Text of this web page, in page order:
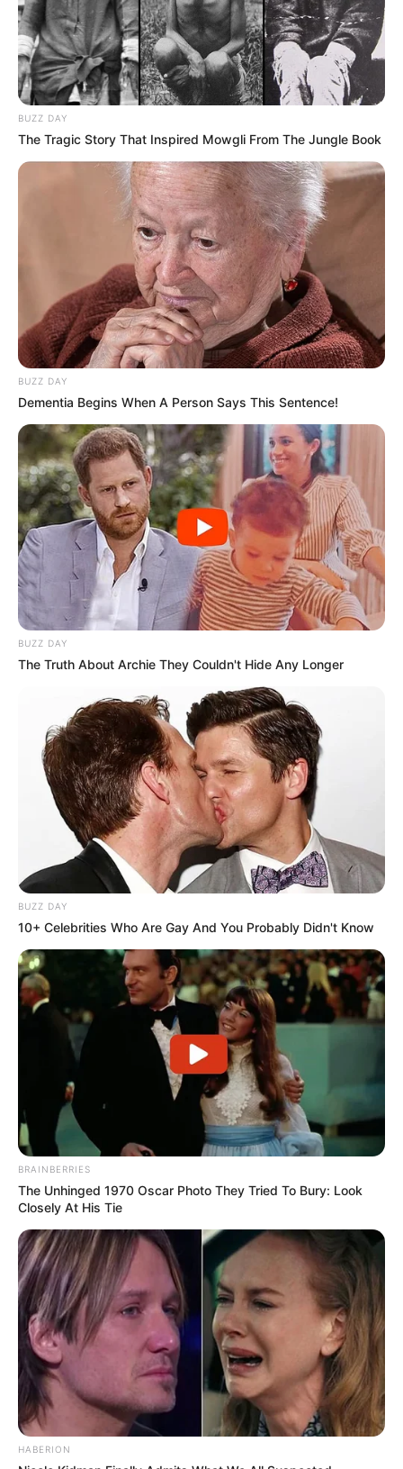
BUZZ DAY
The Tragic Story That Inspired Mowgli From The Jungle Book
BUZZ DAY
Dementia Begins When A Person Says This Sentence!
BUZZ DAY
The Truth About Archie They Couldn't Hide Any Longer
BUZZ DAY
10+ Celebrities Who Are Gay And You Probably Didn't Know
BRAINBERRIES
The Unhinged 1970 Oscar Photo They Tried To Bury: Look
Closely At His Tie
HABERION